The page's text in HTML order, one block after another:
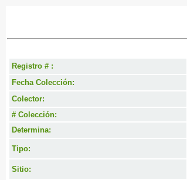
Registro # :
Fecha Colección:
Colector:
# Colección:
Determina:
Tipo:
Sitio: